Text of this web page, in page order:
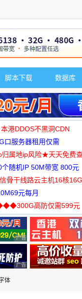
脚本下载 数据库
港DDOS不黑洞CDN
口服务器租用仅需
属地ip风险★天天免费
个随机IP 50M带宽 800元
骨干线路云主机16核16G
元每月
高防仅需599元
广告 商业广告，理性选择
广告 商业广告，理性选择
体